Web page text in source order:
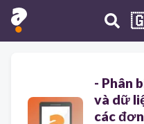
- Phân
và dữ
các